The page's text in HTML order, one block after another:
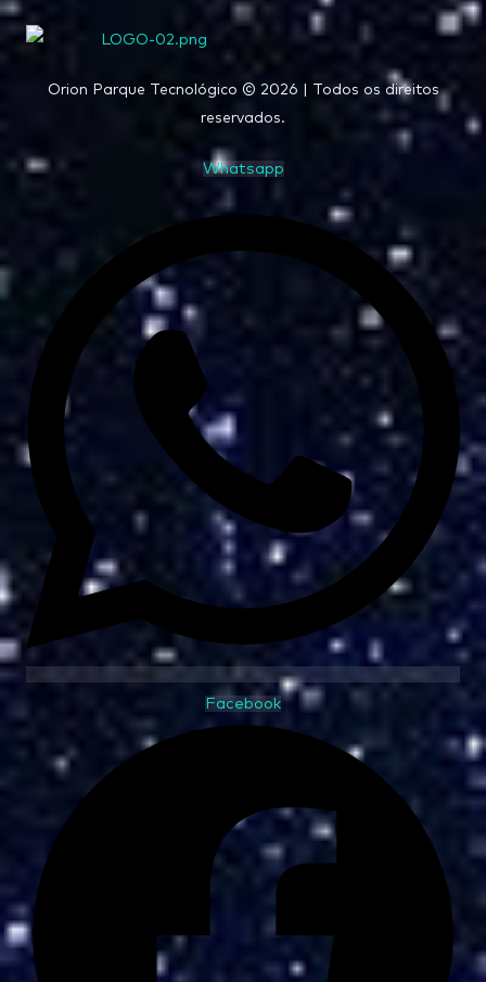
Orion Parque Tecnológico © 2026 | Todos os direitos
reservados.
Whatsapp
Facebook